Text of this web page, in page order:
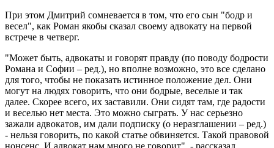
При этом Дмитрий сомневается в том, что его сын "бодр и
весел", как Роман якобы сказал своему адвокату на первой
встрече в четверг.
"Может быть, адвокаты и говорят правду (по поводу бодрости
Романа и Софии – ред.), но вполне возможно, это все сделано
для того, чтобы не показать истинное положение дел. Они
могут на людях говорить, что они бодрые, веселые и так
далее. Скорее всего, их заставили. Они сидят там, где радости
и веселью нет места. Это можно сыграть. У нас серьезно
зажали адвокатов, им дали подписку (о неразглашении – ред.)
- нельзя говорить, по какой статье обвиняется. Такой правовой
нонсенс. И адвокат нам много не говорит", - рассказал